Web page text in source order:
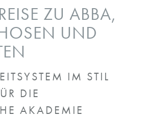
ZU ABBA,
UND
IM STIL
DIE
AKADEMIE